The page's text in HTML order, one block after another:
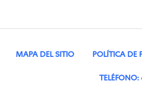
MAPA DEL SITIO POLÍTICA DE